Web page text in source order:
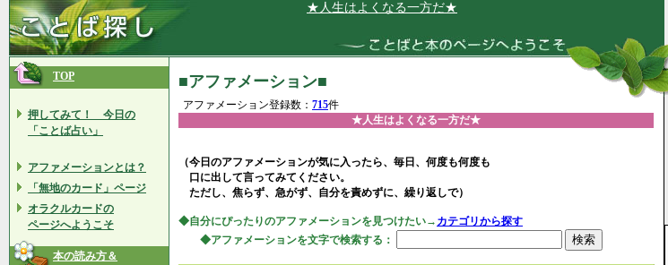
★人生はよくなる一方だ★
TOP
押してみて！ 今日の
「ことば占い」
アファメーションとは？
「無地のカード」ページ
オラクルカードの
ページへようこそ
本の読み方＆
■アファメーション■
アファメーション登録数： 715件
★人生はよくなる一方だ★
（今日のアファメーションが気に入ったら、毎日、何度も何度も
口に出して言ってみてください。
ただし、焦らず、急がず、自分を責めずに、繰り返しで）
◆自分にぴったりのアファメーションを見つけたい→ カテゴリから探す
◆アファメーションを文字で検索する：